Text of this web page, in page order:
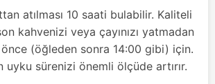
atılması 10 saati bulabilir. Kaliteli
kahvenizi veya çayınızı yatmadan
(öğleden sonra 14:00 gibi) için.
uyku sürenizi önemli ölçüde artırır.